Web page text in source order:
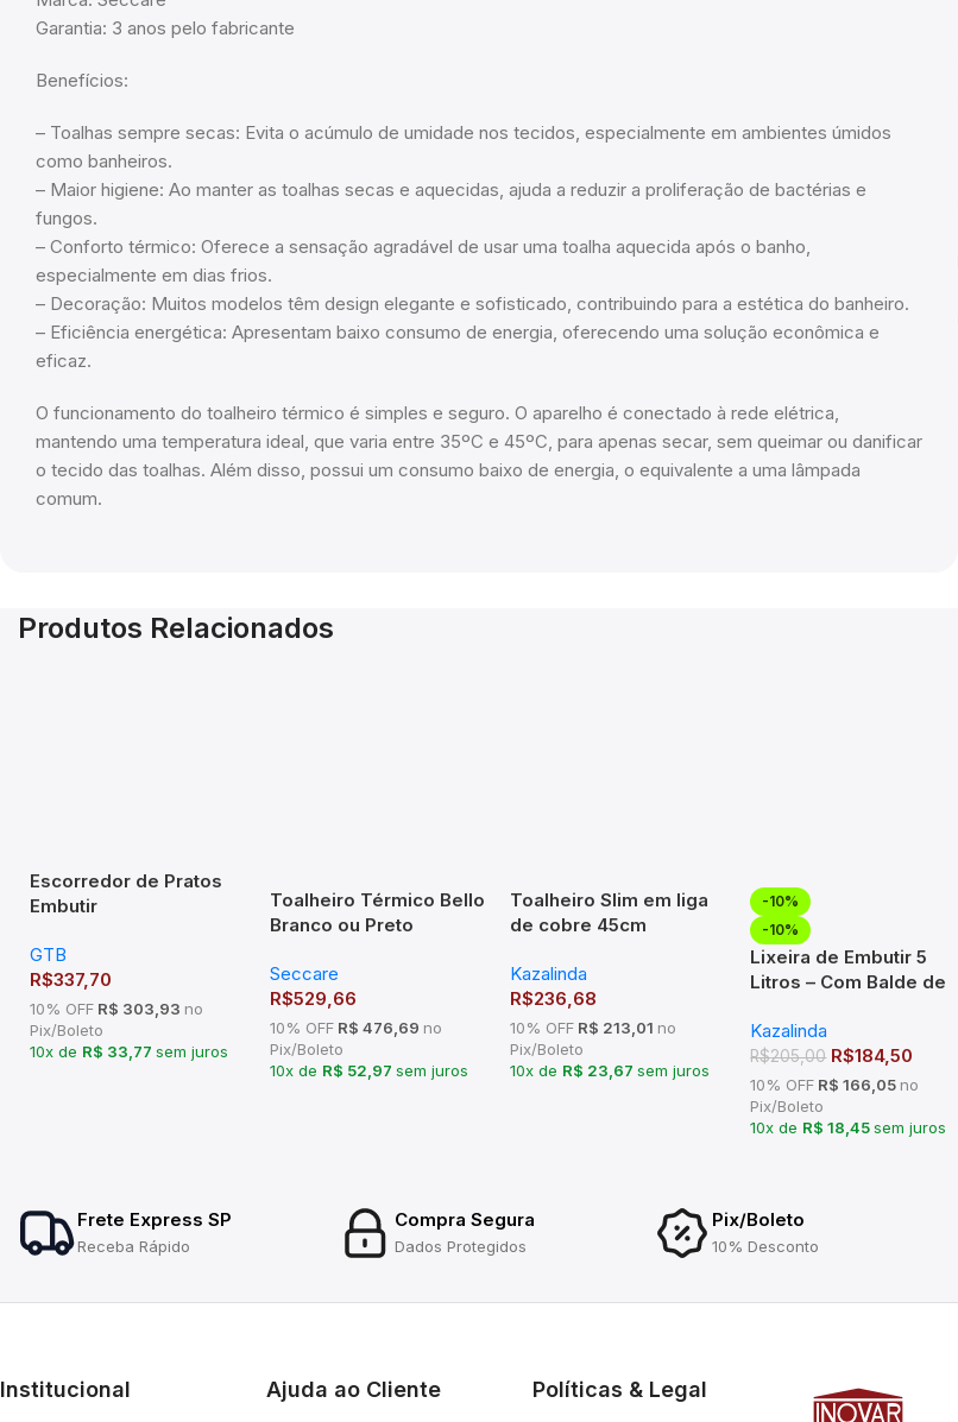
Garantia: 3 anos pelo fabricante
Benefícios:
– Toalhas sempre secas: Evita o acúmulo de umidade nos tecidos, especialmente em ambientes úmidos
como banheiros.
– Maior higiene: Ao manter as toalhas secas e aquecidas, ajuda a reduzir a proliferação de bactérias e
fungos.
– Conforto térmico: Oferece a sensação agradável de usar uma toalha aquecida após o banho,
especialmente em dias frios.
– Decoração: Muitos modelos têm design elegante e sofisticado, contribuindo para a estética do banheiro.
– Eficiência energética: Apresentam baixo consumo de energia, oferecendo uma solução econômica e
eficaz.
O funcionamento do toalheiro térmico é simples e seguro. O aparelho é conectado à rede elétrica,
mantendo uma temperatura ideal, que varia entre 35ºC e 45ºC, para apenas secar, sem queimar ou danificar
o tecido das toalhas. Além disso, possui um consumo baixo de energia, o equivalente a uma lâmpada
comum.
Produtos Relacionados
Escorredor de Pratos
Embutir
1000mm Cromado
GTB
R$337,70
10% OFF R$ 303,93 no
Pix/Boleto
10x de R$ 33,77 sem juros
Toalheiro Térmico Bello
Branco ou Preto
Seccare
R$529,66
10% OFF R$ 476,69 no
Pix/Boleto
10x de R$ 52,97sem juros
Toalheiro Slim em liga
de cobre 45cm
Kazalinda
R$236,68
10% OFF R$ 213,01 no
Pix/Boleto
10x de R$ 23,67sem juros
-10%
-10%
Lixeira de Embutir 5
Litros – Com Balde de
Inox Polido
Kazalinda
R$205,00 R$184,50
10% OFF R$ 166,05 no
Pix/Boleto
10x de R$ 18,45sem juros
Frete Express SP
Receba Rápido
Compra Segura
Dados Protegidos
Pix/Boleto
10% Desconto
Institucional Ajuda ao Cliente Políticas & Legal